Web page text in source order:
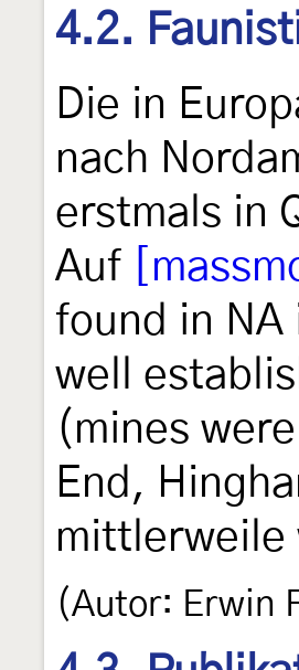
4.2.
Die in
nach
erstmals in
Auf
found in NA
well
(mines
End,
(Autor: Erwin